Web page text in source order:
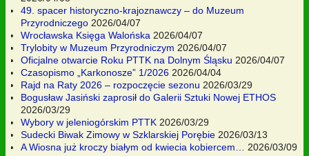
49. spacer historyczno-krajoznawczy – do Muzeum
Przyrodniczego 2026/04/07
Wrocławska Księga Walońska 2026/04/07
Trylobity w Muzeum Przyrodniczym 2026/04/07
Oficjalne otwarcie Roku PTTK na Dolnym Śląsku 2026/04/07
Czasopismo „Karkonosze” 1/2026 2026/04/04
Rajd na Raty 2026 – rozpoczęcie sezonu 2026/03/29
Bogusław Jasiński zaprosił do Galerii Sztuki Nowej ETHOS
2026/03/29
Wybory w jeleniogórskim PTTK 2026/03/29
Sudecki Biwak Zimowy w Szklarskiej Porębie 2026/03/13
A Wiosna już kroczy białym od kwiecia kobiercem…
2026/03/09